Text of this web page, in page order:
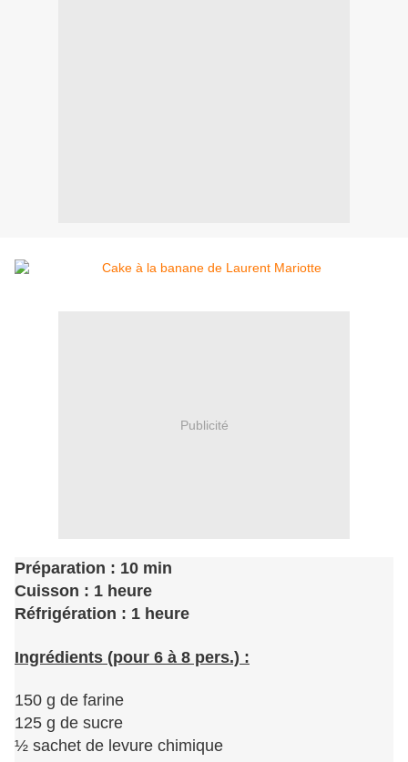
Publicité
Préparation : 10 min
Cuisson : 1 heure
Réfrigération : 1 heure
Ingrédients (pour 6 à 8 pers.) :
150 g de farine
125 g de sucre
½ sachet de levure chimique